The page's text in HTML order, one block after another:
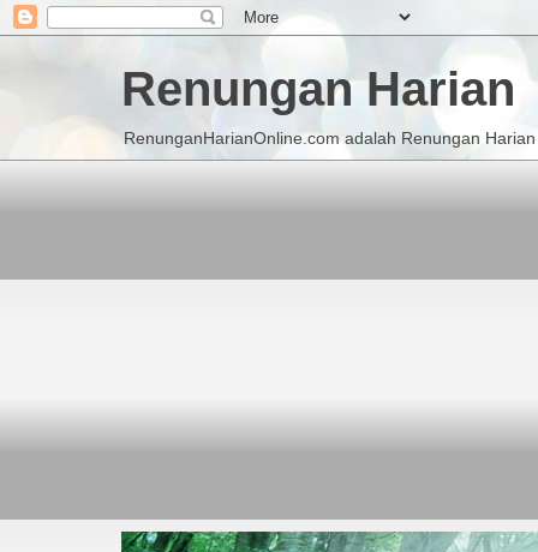
Renungan Harian
RenunganHarianOnline.com adalah Renungan